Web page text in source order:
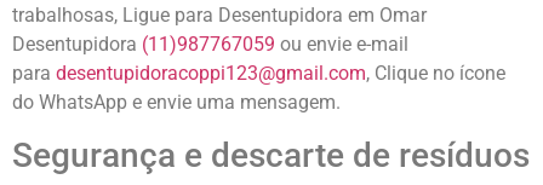
trabalhosas, Ligue para Desentupidora em Omar
Desentupidora (11)987767059 ou envie e-mail
para desentupidoracoppi123@gmail.com, Clique no ícone
do WhatsApp e envie uma mensagem.
Segurança e descarte de resíduos